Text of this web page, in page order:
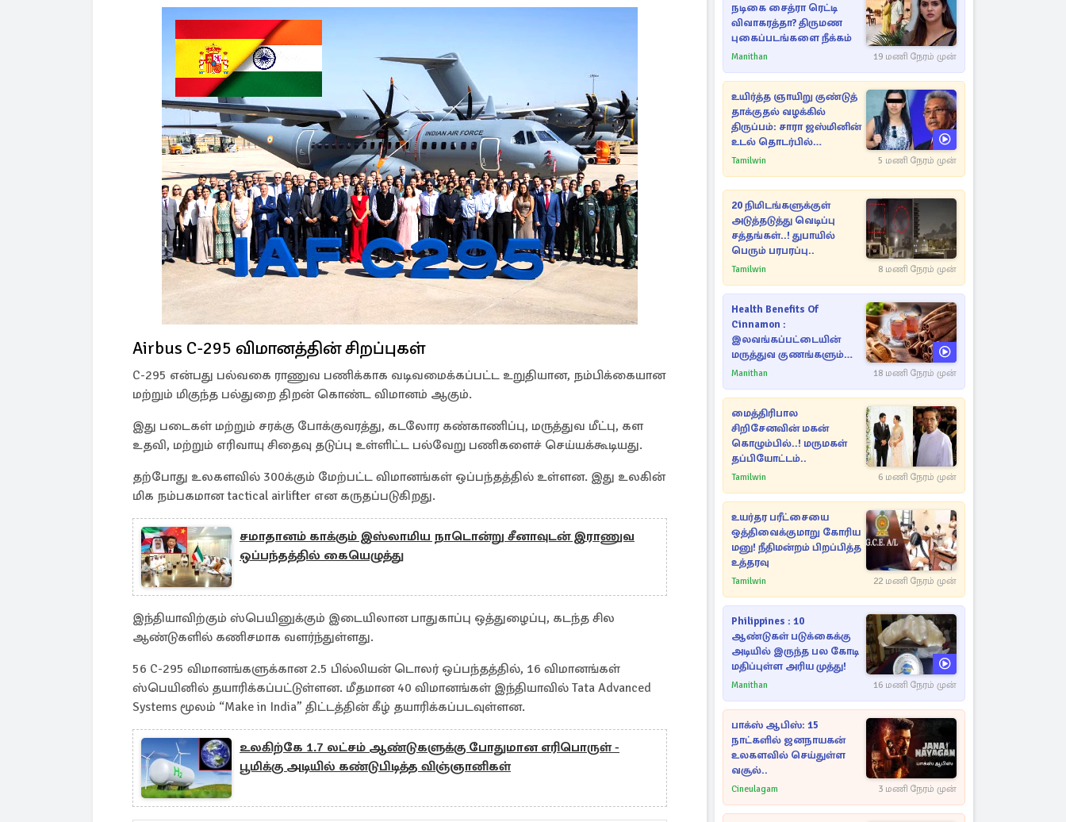
Airbus C-295 விமானத்தின் சிறப்புகள்
C-295 என்பது பல்வகை ராணுவ பணிக்காக வடிவமைக்கப்பட்ட உறுதியான, நம்பிக்கையான
மற்றும் மிகுந்த பல்துறை திறன் கொண்ட விமானம் ஆகும்.
இது படைகள் மற்றும் சரக்கு போக்குவரத்து, கடலோர கண்காணிப்பு, மருத்துவ மீட்பு, கள
உதவி, மற்றும் எரிவாயு சிதைவு தடுப்பு உள்ளிட்ட பல்வேறு பணிகளைச் செய்யக்கூடியது.
தற்போது உலகளவில் 300க்கும் மேற்பட்ட விமானங்கள் ஒப்பந்தத்தில் உள்ளன. இது உலகின்
மிக நம்பகமான tactical airlifter என கருதப்படுகிறது.
சமாதானம் காக்கும் இஸ்லாமிய நாடொன்று சீனாவுடன் இராணுவ
ஒப்பந்தத்தில் கையெழுத்து
இந்தியாவிற்கும் ஸ்பெயினுக்கும் இடையிலான பாதுகாப்பு ஒத்துழைப்பு, கடந்த சில
ஆண்டுகளில் கணிசமாக வளர்ந்துள்ளது.
56 C-295 விமானங்களுக்கான 2.5 பில்லியன் டொலர் ஒப்பந்தத்தில், 16 விமானங்கள்
ஸ்பெயினில் தயாரிக்கப்பட்டுள்ளன. மீதமான 40 விமானங்கள் இந்தியாவில் Tata Advanced
Systems மூலம் “Make in India” திட்டத்தின் கீழ் தயாரிக்கப்படவுள்ளன.
உலகிற்கே 1.7 லட்சம் ஆண்டுகளுக்கு போதுமான எரிபொருள் -
பூமிக்கு அடியில் கண்டுபிடித்த விஞ்ஞானிகள்
நடிகை சைத்ரா ரெட்டி
விவாகரத்தா? திருமண
புகைப்படங்களை நீக்கம்
Manithan 19 மணி நேரம் முன்
உயிர்த்த ஞாயிறு குண்டுத்
தாக்குதல் வழக்கில்
திருப்பம்: சாரா ஜஸ்மினின்
உடல் தொடர்பில்
நீதிமன்றத்தில் வெளியான
Tamilwin 5 மணி நேரம் முன்
20 நிமிடங்களுக்குள்
அடுத்தடுத்து வெடிப்பு
சத்தங்கள்..! துபாயில்
பெரும் பரபரப்பு..
Tamilwin 8 மணி நேரம் முன்
Health Benefits Of
Cinnamon :
இலவங்கப்பட்டையின்
மருத்துவ குணங்களும்
ஆரோக்கிய
Manithan 18 மணி நேரம் முன்
மைத்திரிபால
சிறிசேனவின் மகன்
கொழும்பில்..! மருமகள்
தப்பியோட்டம்..
Tamilwin 6 மணி நேரம் முன்
உயர்தர பரீட்சையை
ஒத்திவைக்குமாறு கோரிய
மனு! நீதிமன்றம் பிறப்பித்த
உத்தரவு
Tamilwin 22 மணி நேரம் முன்
Philippines : 10
ஆண்டுகள் படுக்கைக்கு
அடியில் இருந்த பல கோடி
மதிப்புள்ள அரிய முத்து!
Manithan 16 மணி நேரம் முன்
பாக்ஸ் ஆபிஸ்: 15
நாட்களில் ஜனநாயகன்
உலகளவில் செய்துள்ள
வசூல்..
Cineulagam 3 மணி நேரம் முன்